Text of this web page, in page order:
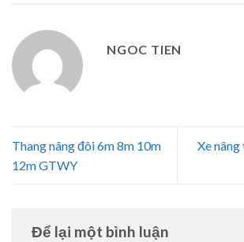
NGOC TIEN
Thang nâng đôi 6m 8m 10m
12m GTWY
Xe
Để lại một bình luận